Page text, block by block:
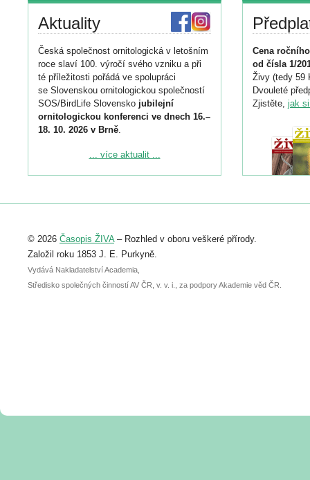
Aktuality
Česká společnost ornitologická v letošním
roce slaví 100. výročí svého vzniku a při
té příležitosti pořádá ve spolupráci
se Slovenskou ornitologickou společností
SOS/BirdLife Slovensko jubilejní
ornitologickou konferenci ve dnech 16.–
18. 10. 2026 v Brně.
Podrobnější informace ke konferenci
Registrovat se můžete do 6. září.
abstraktu přihlášené přednášky nebo
posteru je už 30. června.
... více aktualit ...
Cena
od čísla 1/
Živy (tedy 59
Dvouleté
Zjistěte, jak
© 2026 Časopis ŽIVA– Rozhled v oboru veškeré přírody.
Založil roku 1853 J. E. Purkyně.
Vydává Nakladatelství Academia,
Středisko společných činností AV ČR, v. v. i., za podpory Akademie věd ČR.